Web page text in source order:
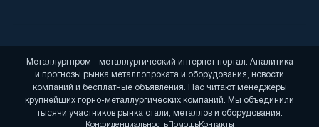
Металлургпром - металлургический интернет портал. Аналитика
и прогнозы рынка металлопроката и оборудования, новости
компаний и бесплатные объявления. Нас читают менеджеры
крупнейших горно-металлургических компаний. Мы объединили
тысячи участников рынка стали, металлов и оборудования.
КонфиденциальностьПомощьКонтакты